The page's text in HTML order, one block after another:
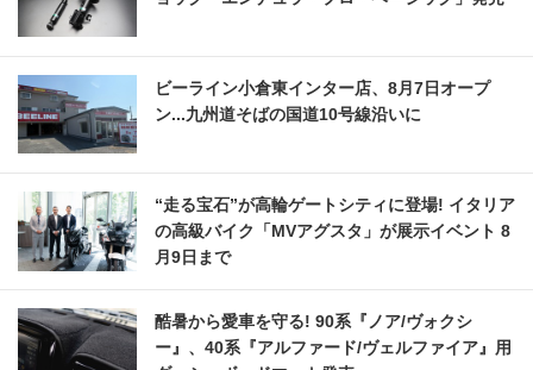
ビーライン小倉東インター店、8月7日オープ
ン...九州道そばの国道10号線沿いに
“走る宝石”が高輪ゲートシティに登場! イタリア
の高級バイク「MVアグスタ」が展示イベント 8
月9日まで
酷暑から愛車を守る! 90系『ノア/ヴォクシ
ー』、40系『アルファード/ヴェルファイア』用